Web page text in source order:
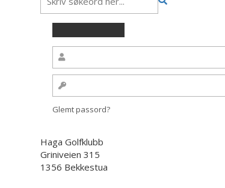
Glemt passord?
Haga Golfklubb
Griniveien 315
1356 Bekkestua